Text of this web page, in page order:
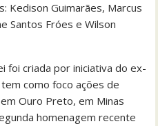
Kedison Guimarães, Marcus
Santos Fróes e Wilson
foi criada por iniciativa do ex-
como foco ações de
Ouro Preto, em Minas
homenagem recente